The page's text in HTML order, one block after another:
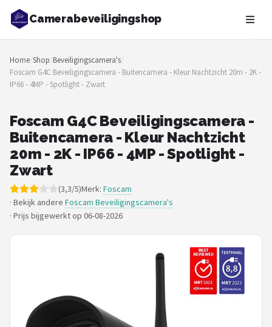
Camerabeveiligingshop
Zoeken
NAVIGATIE
Shop
Merken
Blog
Beveiligingscamera's
Camera Deurbellen
NAS
Eufy
Home/Shop/Beveiligingscamera's/
Foscam G4C Beveiligingscamera - Buitencamera - Kleur Nachtzicht 20m - 2K -
IP66 - 4MP - Spotlight - Zwart
Foscam G4C Beveiligingscamera -
Buitencamera - Kleur Nachtzicht
20m - 2K - IP66 - 4MP - Spotlight -
Zwart
(3,3/5)Merk: Foscam
· Bekijk andere Foscam Beveiligingscamera's
· Prijs bijgewerkt op 06-08-2026